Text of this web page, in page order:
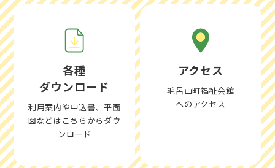
各種
ダウンロード
利用案内や申込書、平面
図などはこちらからダウ
ンロード
アクセス
毛呂山町福祉会館
へのアクセス